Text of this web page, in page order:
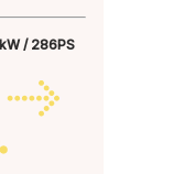
/ 286PS